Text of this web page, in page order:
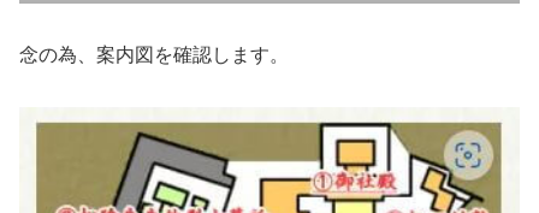
念の為、案内図を確認します。